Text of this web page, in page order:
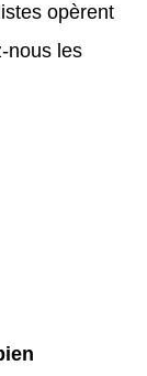
opèrent
nous les